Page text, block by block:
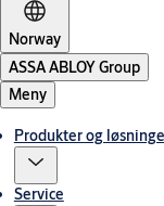
Norway
ASSA ABLOY Group
Meny
Produkter og
Service